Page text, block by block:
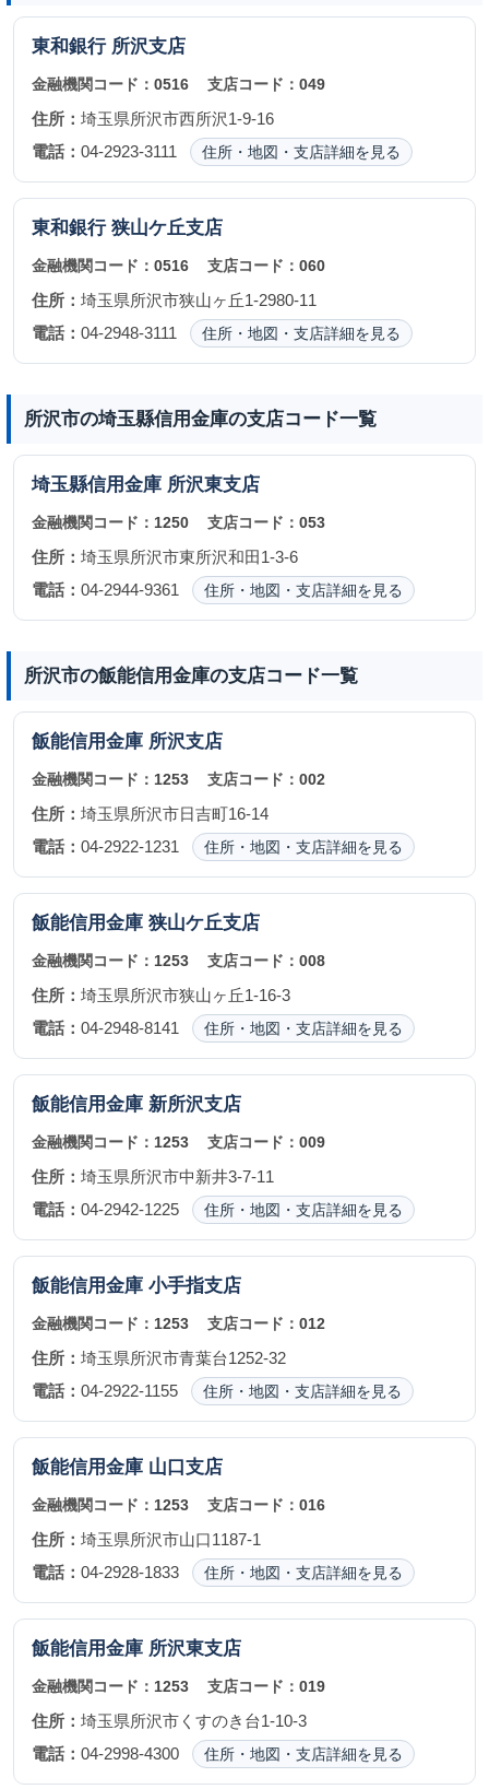
東和銀行 所沢支店
金融機関コード： 0516 支店コード：049
住所： 埼玉県所沢市西所沢1-9-16
電話： 04-2923-3111 住所・地図・支店詳細を見る
東和銀行 狭山ケ丘支店
金融機関コード： 0516 支店コード：060
住所： 埼玉県所沢市狭山ヶ丘1-2980-11
電話： 04-2948-3111 住所・地図・支店詳細を見る
所沢市の埼玉縣信用金庫の支店コード一覧
埼玉縣信用金庫 所沢東支店
金融機関コード： 1250 支店コード：053
住所： 埼玉県所沢市東所沢和田1-3-6
電話： 04-2944-9361 住所・地図・支店詳細を見る
所沢市の飯能信用金庫の支店コード一覧
飯能信用金庫 所沢支店
金融機関コード： 1253 支店コード：002
住所： 埼玉県所沢市日吉町16-14
電話： 04-2922-1231 住所・地図・支店詳細を見る
飯能信用金庫 狭山ケ丘支店
金融機関コード： 1253 支店コード：008
住所： 埼玉県所沢市狭山ヶ丘1-16-3
電話： 04-2948-8141 住所・地図・支店詳細を見る
飯能信用金庫 新所沢支店
金融機関コード： 1253 支店コード：009
住所： 埼玉県所沢市中新井3-7-11
電話： 04-2942-1225 住所・地図・支店詳細を見る
飯能信用金庫 小手指支店
金融機関コード： 1253 支店コード：012
住所： 埼玉県所沢市青葉台1252-32
電話： 04-2922-1155 住所・地図・支店詳細を見る
飯能信用金庫 山口支店
金融機関コード： 1253 支店コード：016
住所： 埼玉県所沢市山口1187-1
電話： 04-2928-1833 住所・地図・支店詳細を見る
飯能信用金庫 所沢東支店
金融機関コード： 1253 支店コード：019
住所： 埼玉県所沢市くすのき台1-10-3
電話： 04-2998-4300 住所・地図・支店詳細を見る